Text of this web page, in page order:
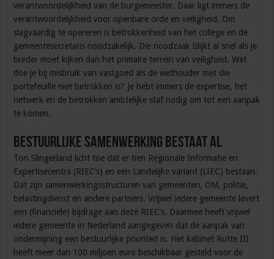
verantwoordelijkheid van de burgemeester. Daar ligt immers de
verantwoordelijkheid voor openbare orde en veiligheid. Om
slagvaardig te opereren is betrokkenheid van het college en de
gemeentesecretaris noodzakelijk. Die noodzaak blijkt al snel als je
breder moet kijken dan het primaire terrein van veiligheid. Wat
doe je bij misbruik van vastgoed als de wethouder met die
portefeuille niet betrokken is? Je hebt immers de expertise, het
netwerk en de betrokken ambtelijke staf nodig om tot een aanpak
te komen.
Bestuurlijke samenwerking bestaat al
Ton Slingerland licht toe dat er tien Regionale Informatie en
Expertisecentra (RIEC’s) en een Landelijke variant (LIEC) bestaan.
Dat zijn samenwerkingsstructuren van gemeenten, OM, politie,
belastingdienst en andere partners. Vrijwel iedere gemeente levert
een (financiële) bijdrage aan deze RIEC’s. Daarmee heeft vrijwel
iedere gemeente in Nederland aangegeven dat de aanpak van
ondermijning een bestuurlijke prioriteit is. Het kabinet Rutte III
heeft meer dan 100 miljoen euro beschikbaar gesteld voor de